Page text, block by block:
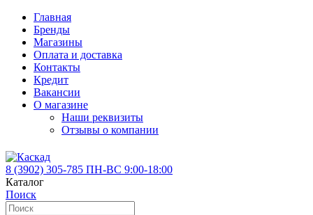
Главная
Бренды
Магазины
Оплата и доставка
Контакты
Кредит
Вакансии
О магазине
Наши реквизиты
Отзывы о компании
8 (3902) 305-785 ПН-ВС 9:00-18:00
Каталог
Поиск